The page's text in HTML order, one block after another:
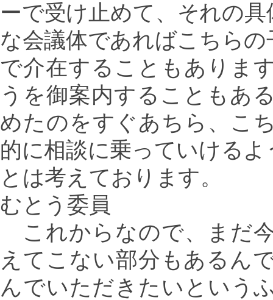
ーで受け止めて、それの
な会議体であればこちら
で介在することもありま
うを御案内することもあ
めたのをすぐあちら、こ
的に相談に乗っていける
とは考えております。
むとう委員
これからなので、まだ
えてこない部分もあるん
んでいただきたいという